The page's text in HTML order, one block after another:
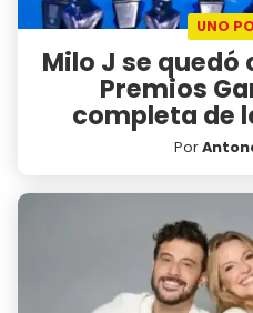
UNO
Milo J se quedó
Premios
completa de
Por